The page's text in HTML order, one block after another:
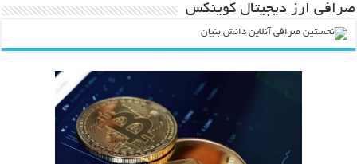
صرافی ارز دیجیتال کوینکس